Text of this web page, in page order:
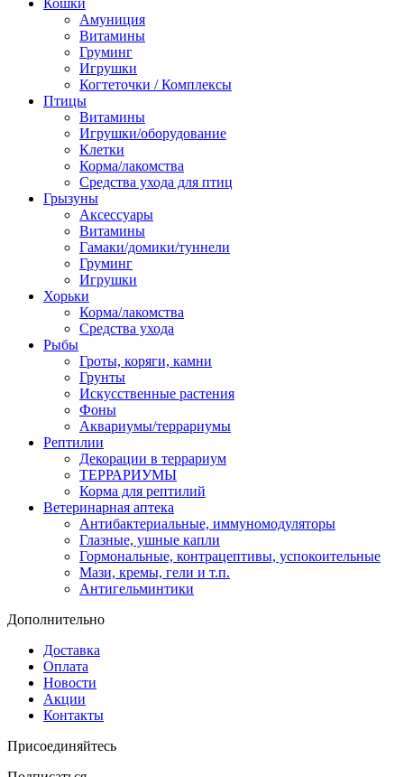
Кошки
Амуниция
Витамины
Груминг
Игрушки
Когтеточки / Комплексы
Птицы
Витамины
Игрушки/оборудование
Клетки
Корма/лакомства
Средства ухода для птиц
Грызуны
Аксессуары
Витамины
Гамаки/домики/туннели
Груминг
Игрушки
Хорьки
Корма/лакомства
Средства ухода
Рыбы
Гроты, коряги, камни
Грунты
Искусственные растения
Фоны
Аквариумы/террариумы
Рептилии
Декорации в террариум
ТЕРРАРИУМЫ
Корма для рептилий
Ветеринарная аптека
Антибактериальные, иммуномодуляторы
Глазные, ушные капли
Гормональные, контрацептивы, успокоительные
Мази, кремы, гели и т.п.
Антигельминтики
Дополнительно
Доставка
Оплата
Новости
Акции
Контакты
Присоединяйтесь